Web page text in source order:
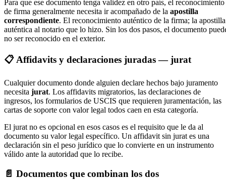
Para que ese documento tenga validez en otro país, el reconocimiento
de firma generalmente necesita ir acompañado de la apostilla
correspondiente. El reconocimiento auténtico de la firma; la apostilla
auténtica al notario que lo hizo. Sin los dos pasos, el documento
no ser reconocido en el exterior.
📋 Affidavits y declaraciones juradas — jurat
Cualquier documento donde alguien declare hechos bajo juramento
necesita jurat. Los affidavits migratorios, las declaraciones de
ingresos, los formularios de USCIS que requieren juramentación, las
cartas de soporte con valor legal todos caen en esta categoría.
El jurat no es opcional en esos casos es el requisito que le da al
documento su valor legal específico. Un affidavit sin jurat es una
declaración sin el peso jurídico que lo convierte en un instrumento
válido ante la autoridad que lo recibe.
📄 Documentos que combinan los dos